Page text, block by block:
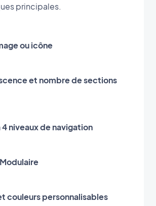
principales.
ou icône
et nombre de sections
4 niveaux de navigation
couleurs personnalisables